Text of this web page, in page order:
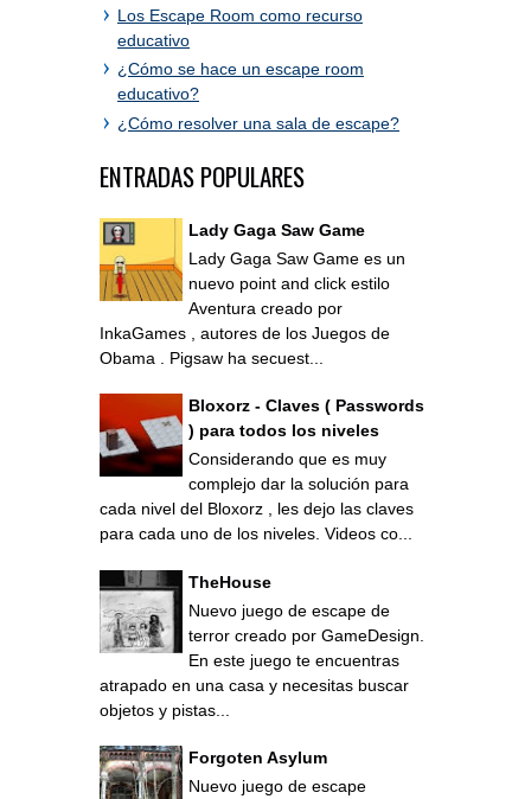
Los Escape Room como recurso
educativo
¿Cómo se hace un escape room
educativo?
¿Cómo resolver una sala de escape?
ENTRADAS POPULARES
Lady Gaga Saw Game
Lady Gaga Saw Game es un
nuevo point and click estilo
Aventura creado por
InkaGames , autores de los Juegos de
Obama . Pigsaw ha secuest...
Bloxorz - Claves ( Passwords
) para todos los niveles
Considerando que es muy
complejo dar la solución para
cada nivel del Bloxorz , les dejo las claves
para cada uno de los niveles. Videos co...
TheHouse
Nuevo juego de escape de
terror creado por GameDesign.
En este juego te encuentras
atrapado en una casa y necesitas buscar
objetos y pistas...
Forgoten Asylum
Nuevo juego de escape